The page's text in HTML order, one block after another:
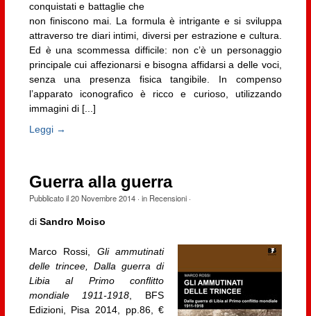
conquistati e battaglie che
non finiscono mai. La formula è intrigante e si sviluppa
attraverso tre diari intimi, diversi per estrazione e cultura.
Ed è una scommessa difficile: non c’è un personaggio
principale cui affezionarsi e bisogna affidarsi a delle voci,
senza una presenza fisica tangibile. In compenso
l’apparato iconografico è ricco e curioso, utilizzando
immagini di [...]
Leggi →
Guerra alla guerra
Pubblicato il20 Novembre 2014· in Recensioni·
di Sandro Moiso
Marco Rossi, Gli ammutinati
delle trincee, Dalla guerra di
Libia al Primo conflitto
mondiale 1911-1918 , BFS
Edizioni, Pisa 2014, pp.86, €